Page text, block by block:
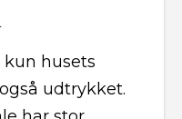
husets
udtrykket.